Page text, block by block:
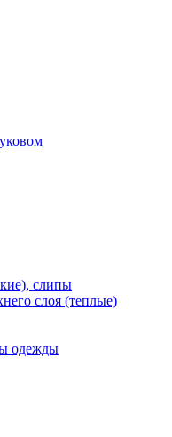
слипы
слоя (теплые)
одежды